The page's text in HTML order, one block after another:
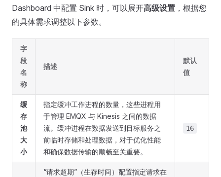
Dashboard 中配置 Sink 时，可以展开高级设置 ，根据您
的具体需求调整以下参数。
字
段
名
称
描述
默认
值
缓
存
池
大
小
指定缓冲工作进程的数量，这些进程用
于管理 EMQX 与 Kinesis 之间的数据
流。缓冲进程在数据发送到目标服务之
前临时存储和处理数据，对于优化性能
和确保数据传输的顺畅至关重要。
16
“请求超期”（生存时间）配置指定请求在